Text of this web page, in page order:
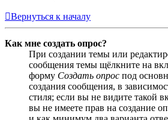
Вернуться к началу
Как мне создать опрос?
При создании темы или
сообщения темы щёлкните на
форму Создать опрос под
создания сообщения, в
стиля; если вы не видите такой
вы не имеете прав на создание